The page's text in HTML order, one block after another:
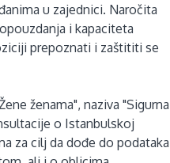
u zajednici. Naročita
i kapaciteta
prepoznati i zaštititi se
ženama", naziva "Sigurna
o Istanbulskoj
za cilj da dođe do podataka